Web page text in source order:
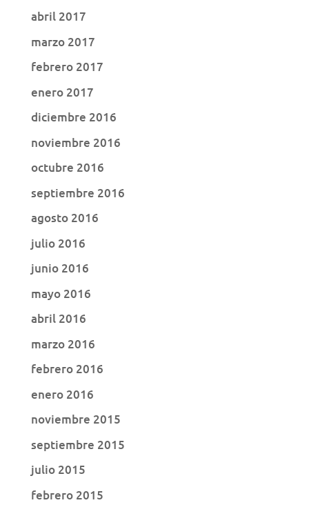
abril 2017
marzo 2017
febrero 2017
enero 2017
diciembre 2016
noviembre 2016
octubre 2016
septiembre 2016
agosto 2016
julio 2016
junio 2016
mayo 2016
abril 2016
marzo 2016
febrero 2016
enero 2016
noviembre 2015
septiembre 2015
julio 2015
febrero 2015